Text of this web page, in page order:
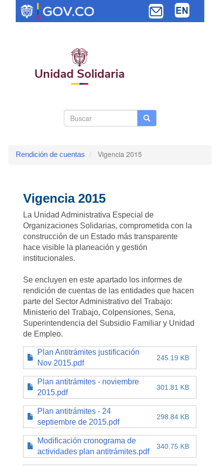
contenido
Buscar Buscar
Rendición de cuentas Vigencia 2015
Vigencia 2015
La Unidad Administrativa Especial de
Organizaciones Solidarias, comprometida con la
construcción de un Estado más transparente
hace visible la planeación y gestión
institucionales.
Se encluyen en este apartado los informes de
rendición de cuentas de las entidades que hacen
parte del Sector Administrativo del Trabajo:
Ministerio del Trabajo, Colpensiones, Sena,
Superintendencia del Subsidio Familiar y Unidad
de Empleo.
Plan Antitrámites justificación
Nov 2015.pdf
245.19 KB
Plan antitrámites - noviembre
2015.pdf
301.81 KB
Plan antitrámites - 24
septiembre de 2015.pdf
298.84 KB
Modificación cronograma de
actividades plan antitrámites.pdf
340.75 KB